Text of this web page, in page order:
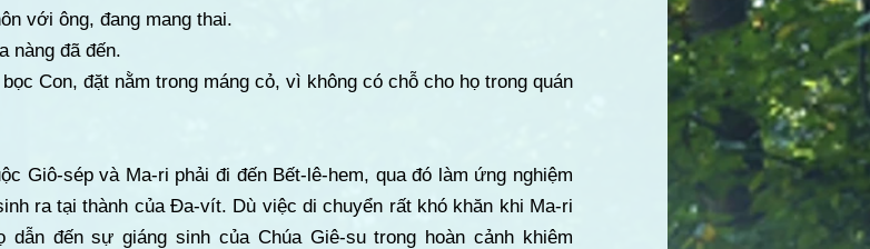
với ông, đang mang thai.
nàng đã đến.
Con, đặt nằm trong máng cỏ, vì không có chỗ cho họ trong quán
Giô-sép và Ma-ri phải đi đến Bết-lê-hem, qua đó làm ứng nghiệm
ra tại thành của Đa-vít. Dù việc di chuyển rất khó khăn khi Ma-ri
đến sự giáng sinh của Chúa Giê-su trong hoàn cảnh khiêm